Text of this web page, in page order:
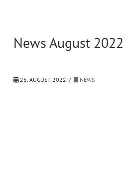
News August 2022
25. AUGUST 2022 NEWS